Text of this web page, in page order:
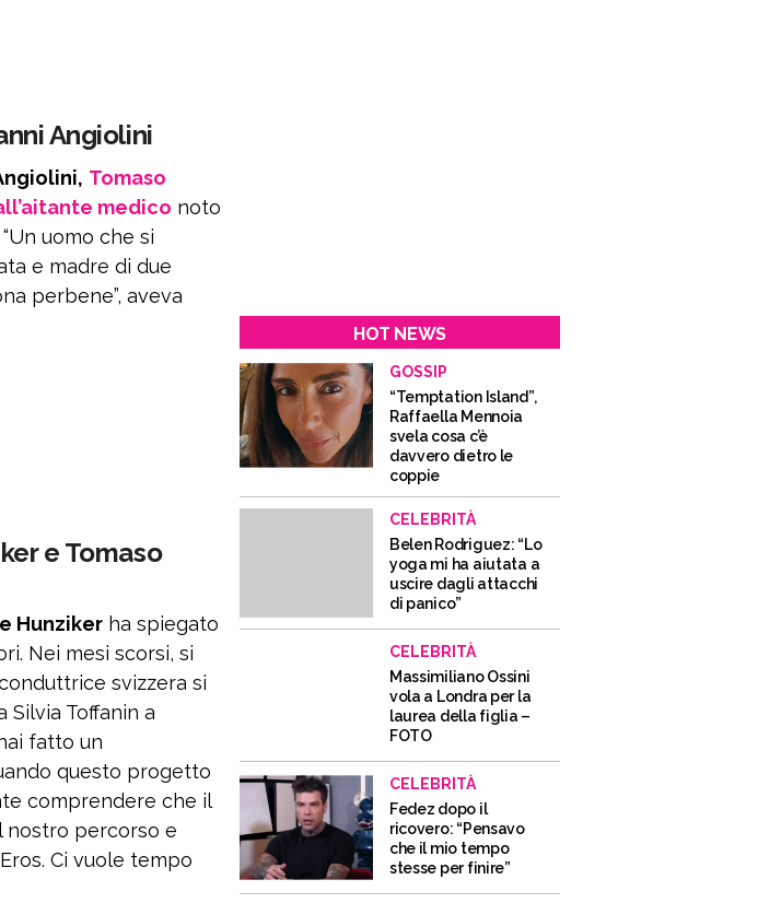
Angiolini
Tomaso
medico noto
uomo che si
e madre di due
perbene”, aveva
e Tomaso
Hunziker ha spiegato
Nei mesi scorsi, si
svizzera si
Silvia Toffanin a
fatto un
questo progetto
comprendere che il
nostro percorso e
Ci vuole tempo
HOT NEWS
GOSSIP
“Temptation Island”,
Raffaella Mennoia
svela cosa c’è
davvero dietro le
coppie
CELEBRITÀ
Belen Rodriguez: “Lo
yoga mi ha aiutata a
uscire dagli attacchi
di panico”
CELEBRITÀ
Massimiliano Ossini
vola a Londra per la
laurea della figlia –
FOTO
CELEBRITÀ
Fedez dopo il
ricovero: “Pensavo
che il mio tempo
stesse per finire”